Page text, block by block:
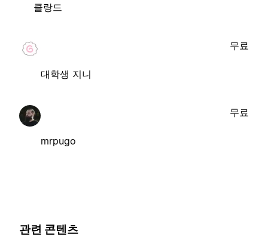
클랑드
대학생 지니
무료
mrpugo
무료
관련 콘텐츠